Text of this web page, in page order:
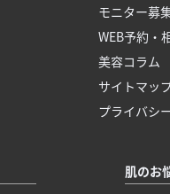
モニター募
WEB予約・
美容コラム
サイトマッ
プライバシ
肌のお